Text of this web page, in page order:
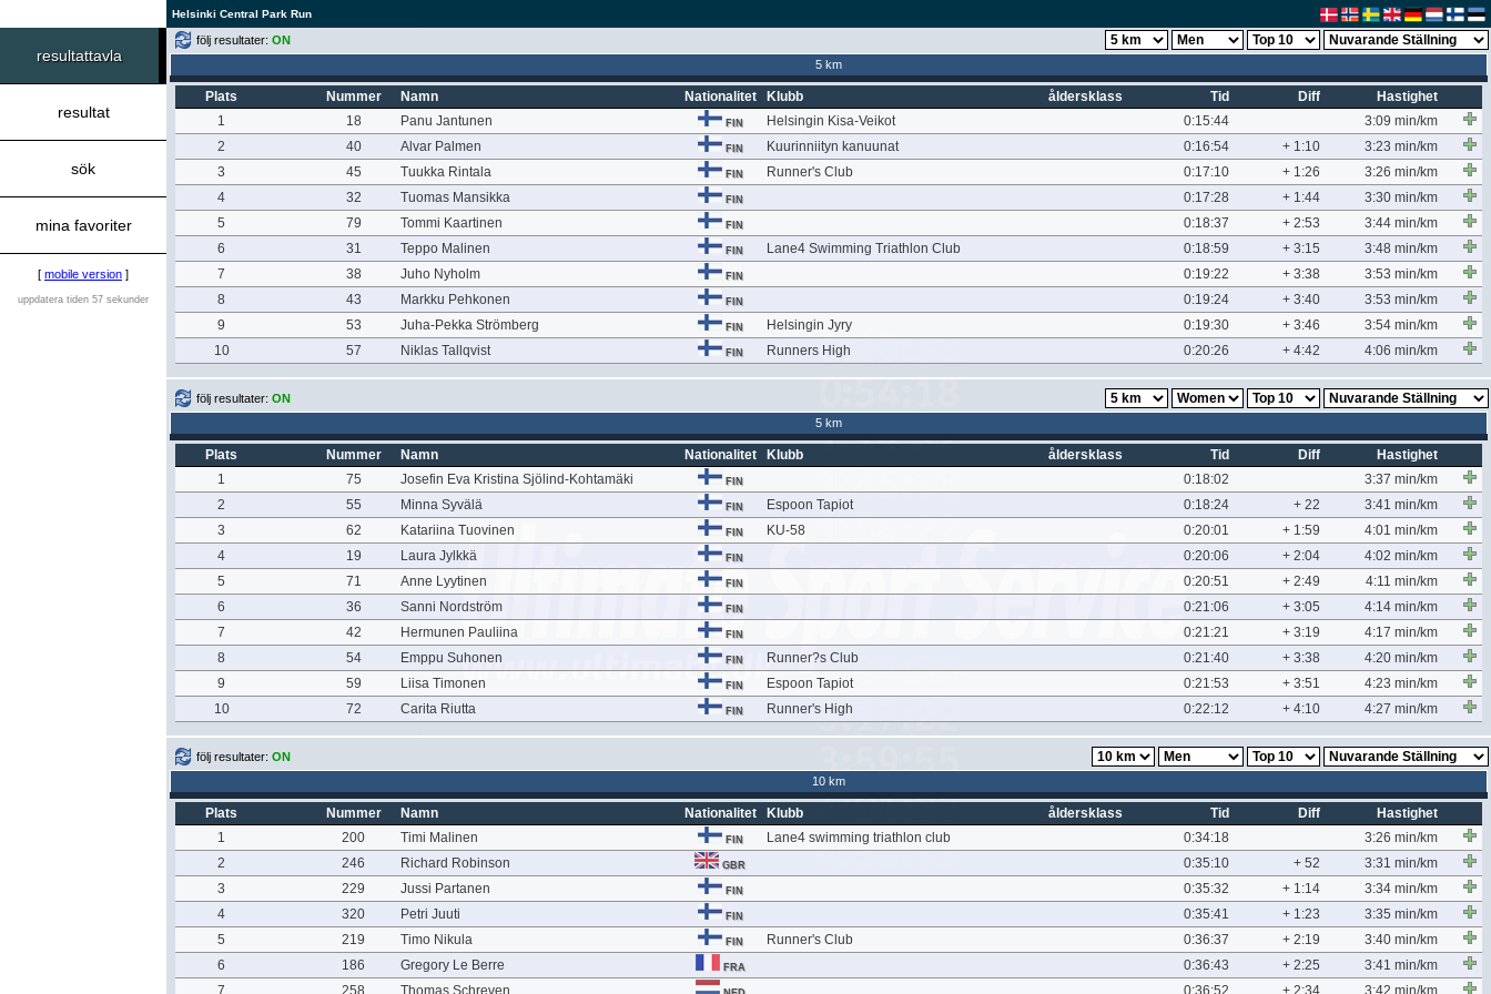
Helsinki Central Park Run
resultattavla
resultat
sök
mina favoriter
[ mobile version ]
uppdatera tiden 57 sekunder
följ resultater: ON
5 km
Plats Nummer Namn Nationalitet Klubb åldersklass Tid Diff
Hastighet
1
18 Panu Jantunen FIN Helsingin Kisa-Veikot 0:15:44
3:09 min/km
2
40 Alvar Palmen FIN Kuurinniityn kanuunat 0:16:54 + 1:10
3:23 min/km
3
45 Tuukka Rintala FIN Runner's Club 0:17:10 + 1:26
3:26 min/km
4
32 Tuomas Mansikka FIN 0:17:28 + 1:44
3:30 min/km
5
79 Tommi Kaartinen FIN 0:18:37 + 2:53
3:44 min/km
6
31 Teppo Malinen FIN Lane4 Swimming Triathlon Club 0:18:59 + 3:15
3:48 min/km
7
38 Juho Nyholm FIN 0:19:22 + 3:38
3:53 min/km
8
43 Markku Pehkonen FIN 0:19:24 + 3:40
3:53 min/km
9
53 Juha-Pekka Strömberg FIN Helsingin Jyry 0:19:30 + 3:46
3:54 min/km
10
57 Niklas Tallqvist FIN Runners High 0:20:26 + 4:42 4:06 min/km
följ resultater: ON
5 km
Plats Nummer Namn Nationalitet Klubb åldersklass Tid Diff
Hastighet
1
75 Josefin Eva Kristina Sjölind-Kohtamäki FIN 0:18:02
3:37 min/km
2
55 Minna Syvälä FIN Espoon Tapiot 0:18:24 + 22
3:41 min/km
3
62 Katariina Tuovinen FIN KU-58 0:20:01 + 1:59
4:01 min/km
4
19 Laura Jylkkä FIN 0:20:06 + 2:04
4:02 min/km
5
71 Anne Lyytinen FIN 0:20:51 + 2:49
4:11 min/km
6
36 Sanni Nordström FIN 0:21:06 + 3:05
4:14 min/km
7
42 Hermunen Pauliina FIN 0:21:21 + 3:19
4:17 min/km
8
54 Emppu Suhonen FIN Runner?s Club 0:21:40 + 3:38
4:20 min/km
9
59 Liisa Timonen FIN Espoon Tapiot 0:21:53 + 3:51
4:23 min/km
10
72 Carita Riutta FIN Runner's High 0:22:12 + 4:10 4:27 min/km
följ resultater: ON
10 km
Plats Nummer Namn Nationalitet Klubb åldersklass Tid Diff
Hastighet
1
200 Timi Malinen FIN Lane4 swimming triathlon club 0:34:18
3:26 min/km
2
246 Richard Robinson GBR 0:35:10 + 52
3:31 min/km
3
229 Jussi Partanen FIN 0:35:32 + 1:14
3:34 min/km
4
320 Petri Juuti FIN 0:35:41 + 1:23
3:35 min/km
5
219 Timo Nikula FIN Runner's Club 0:36:37 + 2:19
3:40 min/km
6
186 Gregory Le Berre FRA 0:36:43 + 2:25
3:41 min/km
7
258 Thomas Schreven 0:36:52 + 2:34 3:42 min/km